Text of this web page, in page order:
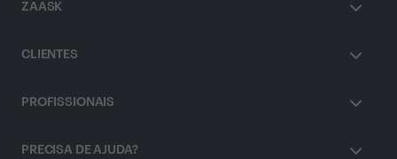
ZAASK
CLIENTES
PROFISSIONAIS
PRECISA DE AJUDA?